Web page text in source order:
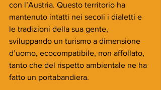
con l’Austria. Questo territorio ha
mantenuto intatti nei secoli i dialetti e
le tradizioni della sua gente,
sviluppando un turismo a dimensione
d’uomo, ecocompatibile, non affollato,
tanto che del rispetto ambientale ne ha
fatto un portabandiera.